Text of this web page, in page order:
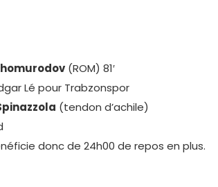
(ROM) 81′
Lé pour Trabzonspor
(tendon d’achile)
donc de 24h00 de repos en plus.